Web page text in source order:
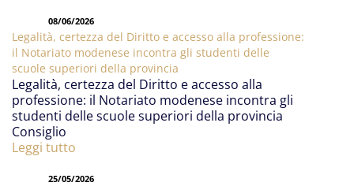
08/06/2026
Legalità, certezza del Diritto e accesso alla professione:
il Notariato modenese incontra gli studenti delle
scuole superiori della provincia
Legalità, certezza del Diritto e accesso alla
professione: il Notariato modenese incontra gli
studenti delle scuole superiori della provincia
Consiglio
Leggi tutto
25/05/2026